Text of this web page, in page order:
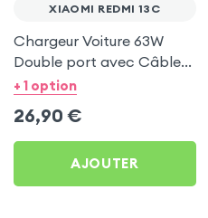
XIAOMI REDMI 13C
Chargeur Voiture 63W
Double port avec Câble
USB C 1m pour Xiaomi
+ 1 option
26,90 €
AJOUTER